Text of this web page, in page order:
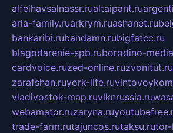
alfeihavsalnassr.rualtaipant.ru
aria-family.ruarkrym.ruashanet.ru
bankaribi.rubandamn.rubigfatcc.ru
blagodarenie-spb.ruborodino-
cardvoice.ruzed-online.ruzvonitut.ru
zarafshan.ruyork-life.ru
vladivostok-map.ruvlknrussia.ru
webamator.ruzaryna.ru
trade-farm.rutajuncos.rutaksu.ru